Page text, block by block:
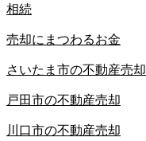
相続
売却にまつわるお金
さいたま市の不動産売却
戸田市の不動産売却
川口市の不動産売却